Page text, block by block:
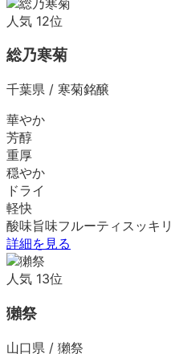
人気 12位
総乃寒菊
千葉県 / 寒菊銘醸
華やか
芳醇
重厚
穏やか
ドライ
軽快
酸味旨味フルーティ スッキリ
詳細を見る
人気 13位
獺祭
山口県 / 獺祭